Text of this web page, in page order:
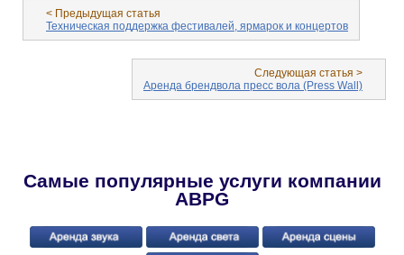
< Предыдущая статья
Техническая поддержка фестивалей, ярмарок и концертов
Следующая статья >
Аренда брендвола пресс вола (Press Wall)
Самые популярные услуги компании
ABPG